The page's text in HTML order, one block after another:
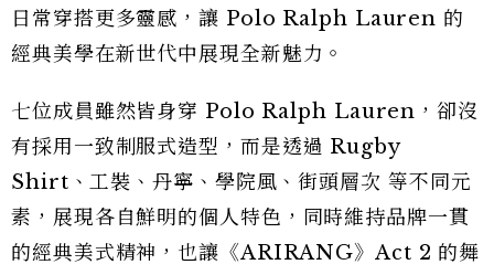
日常穿搭更多靈感，讓 Polo Ralph Lauren 的
經典美學在新世代中展現全新魅力。
七位成員雖然皆身穿 Polo Ralph Lauren，卻沒
有採用一致制服式造型，而是透過 Rugby
Shirt、工裝、丹寧、學院風、街頭層次 等不同元
素，展現各自鮮明的個人特色，同時維持品牌一貫
的經典美式精神，也讓《ARIRANG》Act 2 的舞